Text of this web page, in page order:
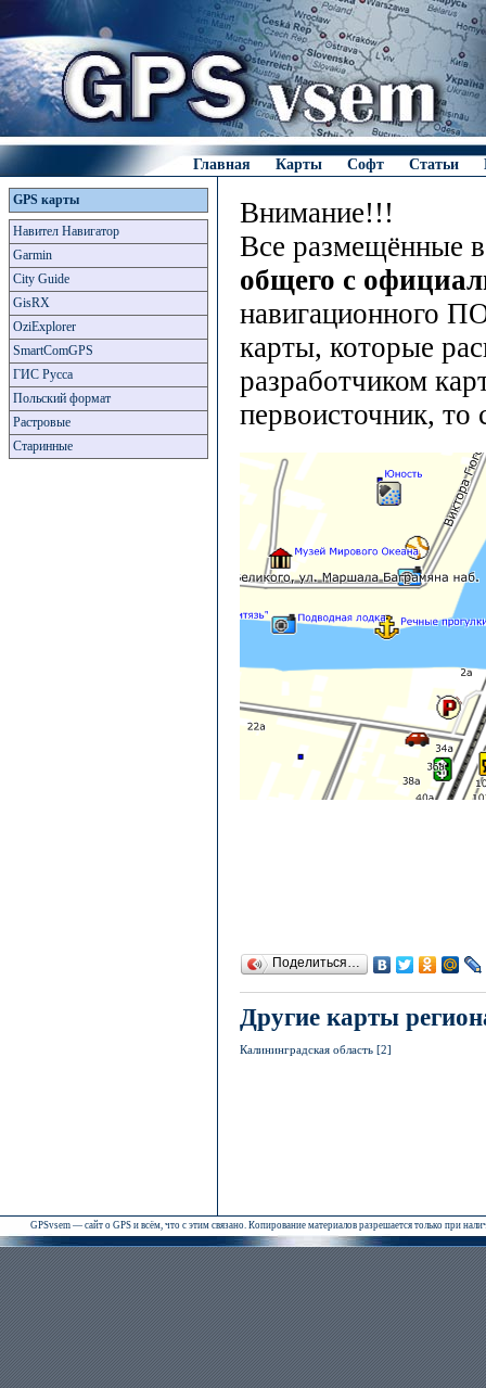
Главная Карты Софт Статьи
GPS карты
Навител Навигатор
Garmin
City Guide
GisRX
OziExplorer
SmartComGPS
ГИС Русса
Польский формат
Растровые
Старинные
Внимание!!!
Все размещённые
общего с
навигационного
карты, которые
разработчиком
первоисточник,
Поделиться…
Другие карты
Калининградская область [2]
GPSvsem — сайт о GPS и всём, что с этим связано. Копирование материалов разрешается только при